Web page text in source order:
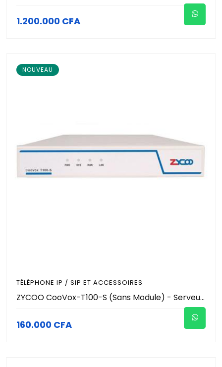
1.200.000 CFA
NOUVEAU
TÉLÉPHONE IP / SIP ET ACCESSOIRES
ZYCOO CooVox-T100-S (Sans Module) - Serveur IP-PBX Modulaire - 100 Utilisateurs / Extensions - 50 Appels Simultanés - Conférence jusqu'à 50 Participants - 2 Slots - Standard VoIP Pro
160.000 CFA